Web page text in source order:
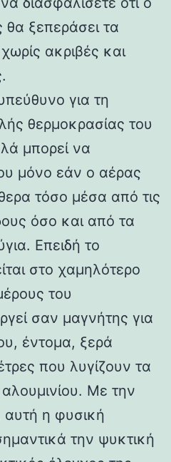
ξεπεράσει τα
ακριβές και
για τη
θερμοκρασίας του
μπορεί να
μόνο εάν ο αέρας
τόσο μέσα από τις
όσο και από τα
Επειδή το
στο χαμηλότερο
του
σαν μαγνήτης για
έντομα, ξερά
που λυγίζουν τα
Με την
η φυσική
την ψυκτική